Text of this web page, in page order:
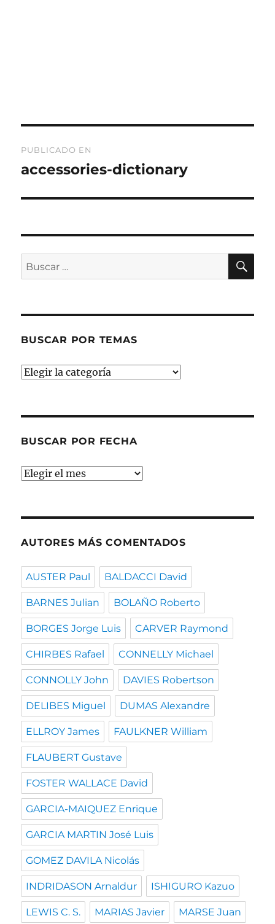
de
PUBLICADO EN
accessories-dictionary
Buscar
por:
BUSCAR POR TEMAS
Buscar
BUSCAR POR FECHA
Buscar
AUTORES MÁS COMENTADOS
AUSTER Paul BALDACCI David
BARNES Julian BOLAÑO Roberto
BORGES Jorge Luis CARVER Raymond
CHIRBES Rafael CONNELLY Michael
CONNOLLY John DAVIES Robertson
DELIBES Miguel DUMAS Alexandre
ELLROY James FAULKNER William
FLAUBERT Gustave
FOSTER WALLACE David
GARCIA-MAIQUEZ Enrique
GARCIA MARTIN José Luis
GOMEZ DAVILA Nicolás
INDRIDASON Arnaldur ISHIGURO Kazuo
LEWIS C. S. MARIAS Javier MARSE Juan